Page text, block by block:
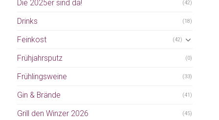
Die 2025er sind da! (42)
Drinks (18)
Feinkost (42)
Frühjahrsputz (0)
Frühlingsweine (33)
Gin & Brände (41)
Grill den Winzer 2026 (45)